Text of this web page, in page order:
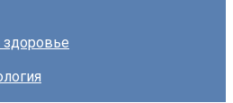
здоровье